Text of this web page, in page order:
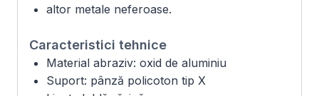
altor metale neferoase.
Caracteristici tehnice
Material abraziv: oxid de aluminiu
Suport: pânză policoton tip X